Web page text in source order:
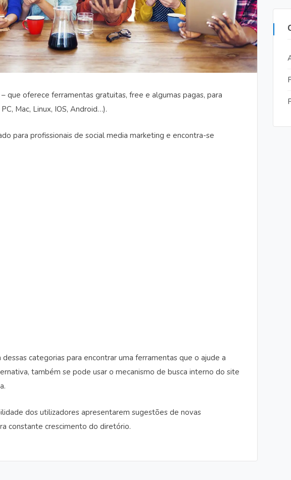
– que oferece ferramentas gratuitas, free e algumas pagas, para
Mac, Linux, IOS, Android…).
para profissionais de social media marketing e encontra-se
categorias para encontrar uma ferramentas que o ajude a
também se pode usar o mecanismo de busca interno do site
dos utilizadores apresentarem sugestões de novas
constante crescimento do diretório.